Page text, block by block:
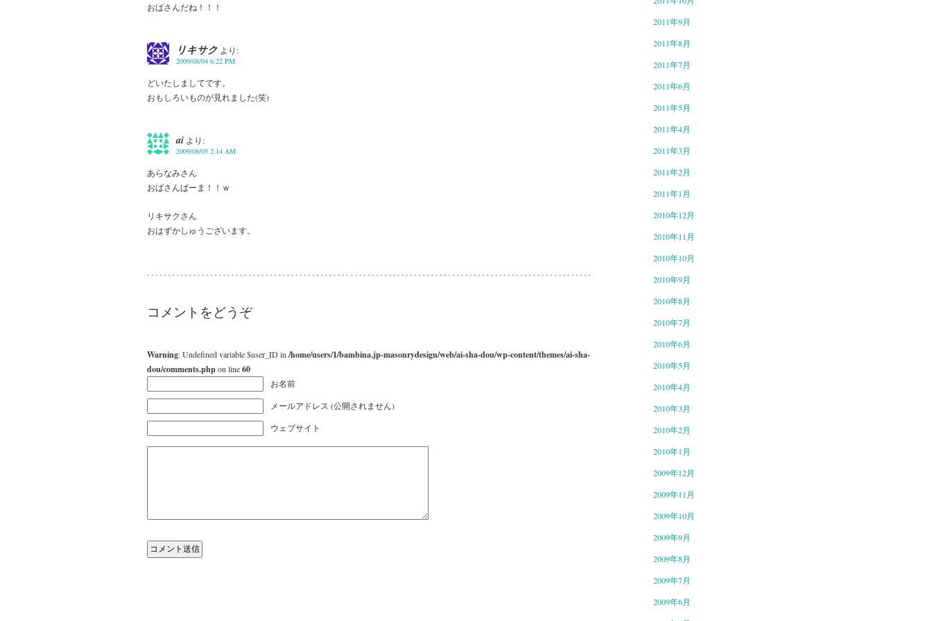
おばさんだね！！！
リキサク より:
2009/08/04 6:22 PM
どいたしましてです。
おもしろいものが見れました(笑)
ai より:
2009/08/05 2:14 AM
あらなみさん
おばさんぱーま！！ｗ
リキサクさん
おはずかしゅうございます。
コメントをどうぞ
Warning: Undefined variable $user_ID in /home/users/1/bambina.jp-masonrydesign/web/ai-sha-dou/wp-content/themes/ai-sha-
dou/comments.phpon line60
お名前
メールアドレス (公開されません)
ウェブサイト
2011年9月
2011年8月
2011年7月
2011年6月
2011年5月
2011年4月
2011年3月
2011年2月
2011年1月
2010年12月
2010年11月
2010年10月
2010年9月
2010年8月
2010年7月
2010年6月
2010年5月
2010年4月
2010年3月
2010年2月
2010年1月
2009年12月
2009年11月
2009年10月
2009年9月
2009年8月
2009年7月
2009年6月